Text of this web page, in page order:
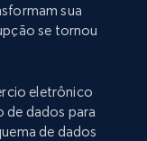
sua
se tornou
eletrônico
dados para
de dados